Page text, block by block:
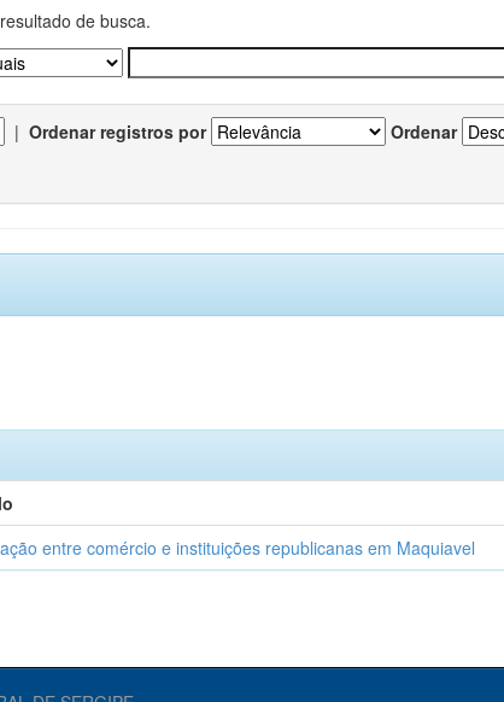
de busca.
| Ordenar registros por Ordenar
entre comércio e instituições republicanas em Maquiavel